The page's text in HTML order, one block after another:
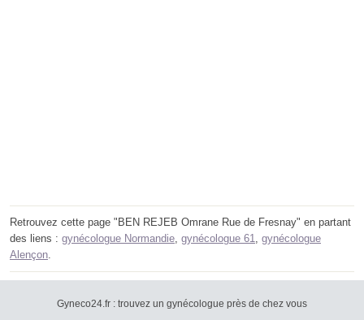
Retrouvez cette page "BEN REJEB Omrane Rue de Fresnay" en partant
des liens : gynécologue Normandie, gynécologue 61, gynécologue
Alençon.
Gyneco24.fr : trouvez un gynécologue près de chez vous